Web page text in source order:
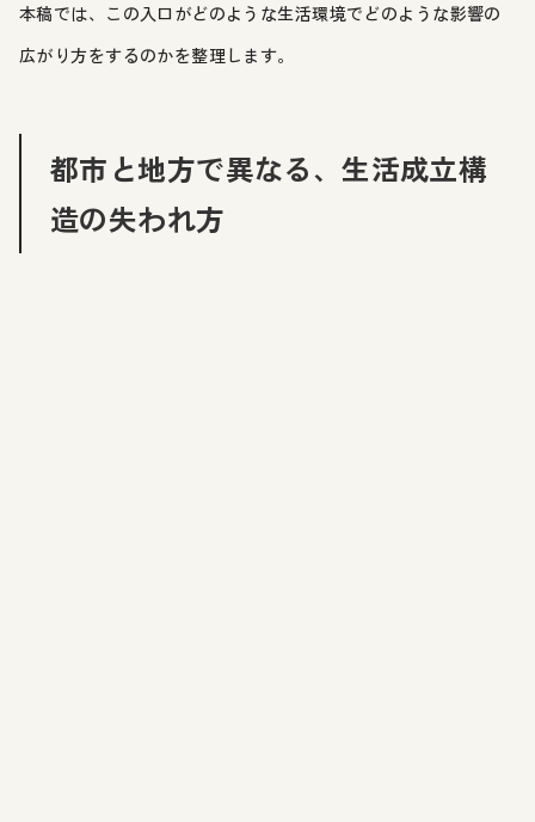
本稿では、この入口がどのような生活環境でどのような影響の
広がり方をするのかを整理します。
都市と地方で異なる、生活成立構
造の失われ方